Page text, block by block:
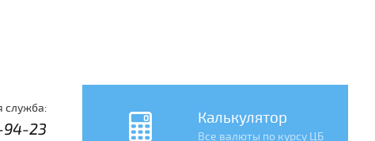
Калькулятор
Все валюты по курсу ЦБ
служба:
94-23